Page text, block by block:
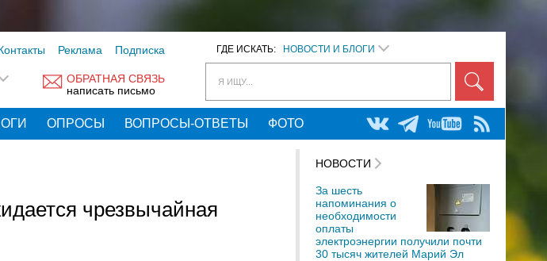
ГДЕ ИСКАТЬ: НОВОСТИ И БЛОГИ
Я ИЩУ...
Реклама Подписка
ОБРАТНАЯ СВЯЗЬ
написать письмо
ОПРОСЫ ВОПРОСЫ-ОТВЕТЫ ФОТО
чрезвычайная
НОВОСТИ
За шесть
напоминания о
необходимости
оплаты
электроэнергии получили почти
30 тысяч жителей Марий Эл